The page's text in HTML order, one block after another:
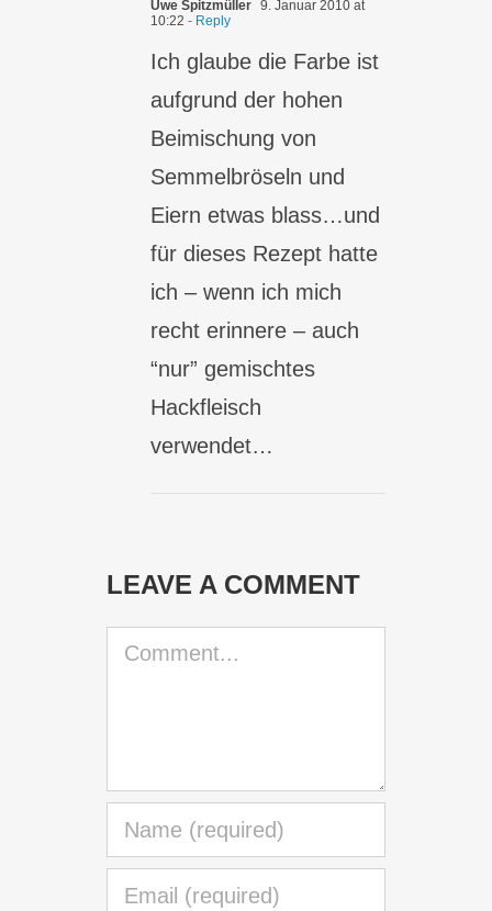
Uwe Spitzmüller 9. Januar 2010 at
10:22 - Reply
Ich glaube die Farbe ist
aufgrund der hohen
Beimischung von
Semmelbröseln und
Eiern etwas blass…und
für dieses Rezept hatte
ich – wenn ich mich
recht erinnere – auch
“nur” gemischtes
Hackfleisch
verwendet…
LEAVE A COMMENT
Comment